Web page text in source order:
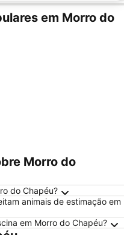
em Morro do
Morro do
do Chapéu?
animais de estimação em
em Morro do Chapéu?